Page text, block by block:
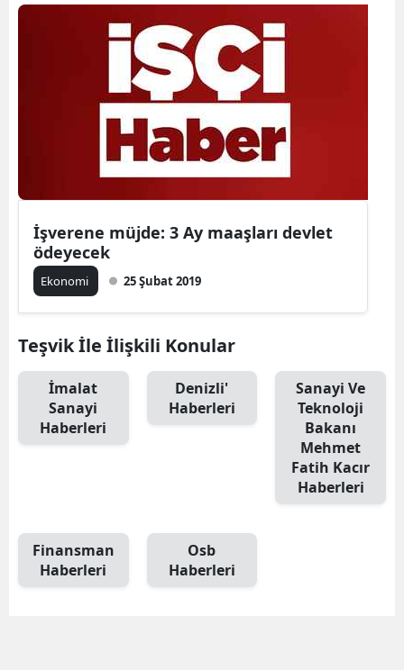
Osmaniye
İşverene müjde: 3 Ay maaşları devlet
ödeyecek
Ekonomi 25 Şubat 2019
Teşvik İle İlişkili Konular
İmalat
Sanayi
Haberleri
Denizli'
Haberleri
Sanayi Ve
Teknoloji
Bakanı
Mehmet
Fatih Kacır
Haberleri
Finansman
Haberleri
Osb
Haberleri